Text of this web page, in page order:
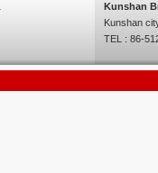
Kunshan
Kunshan
TEL : 86-